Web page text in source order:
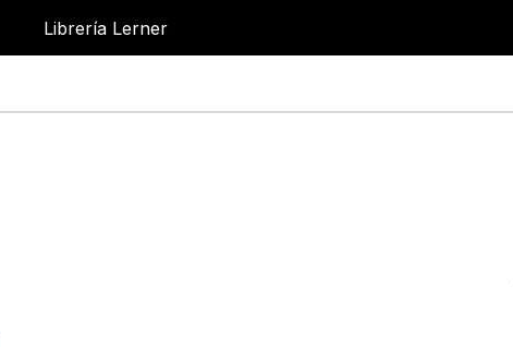
Librería Lerner